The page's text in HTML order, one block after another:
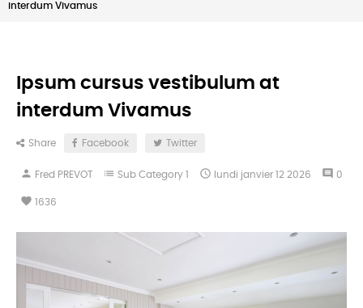
interdum Vivamus
Ipsum cursus vestibulum at
interdum Vivamus
Share Facebook Twitter
person Fred PREVOT list Sub Category 1  lundi janvier 12 2026 comment 0
favorite 1636